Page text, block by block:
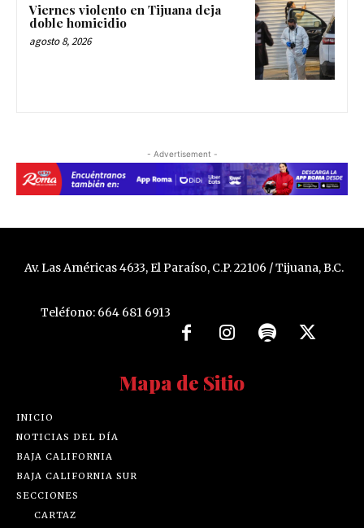
Viernes violento en Tijuana deja
doble homicidio
agosto 8, 2026
- Advertisement -
Av. Las Américas 4633, El Paraíso, C.P. 22106 / Tijuana, B.C.
Teléfono: 664 681 6913
Mapa de Sitio
INICIO
NOTICIAS DEL DÍA
BAJA CALIFORNIA
BAJA CALIFORNIA SUR
SECCIONES
CARTAZ